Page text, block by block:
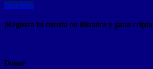
Leer Mas
¡Registra tu cuenta en Binance y gana
Donar